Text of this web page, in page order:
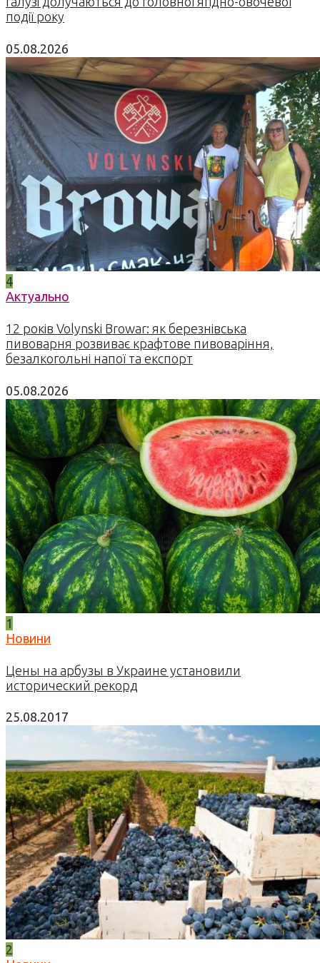
події року
05.08.2026
4
Актуально
12 років Volynski Browar: як березнівська
пивоварня розвиває крафтове пивоваріння,
безалкогольні напої та експорт
05.08.2026
1
Новини
Цены на арбузы в Украине установили
исторический рекорд
25.08.2017
2